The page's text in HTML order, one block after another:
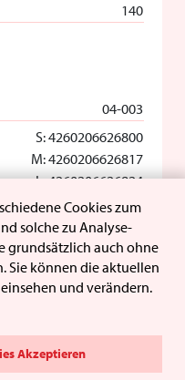
140
04-003
S: 4260206626800
M: 4260206626817
L: 4260206626824
XL: 4260206626831
Cookies zum
solche zu Analyse-
grundsätzlich auch ohne
Sie können die aktuellen
und verändern.
Akzeptieren